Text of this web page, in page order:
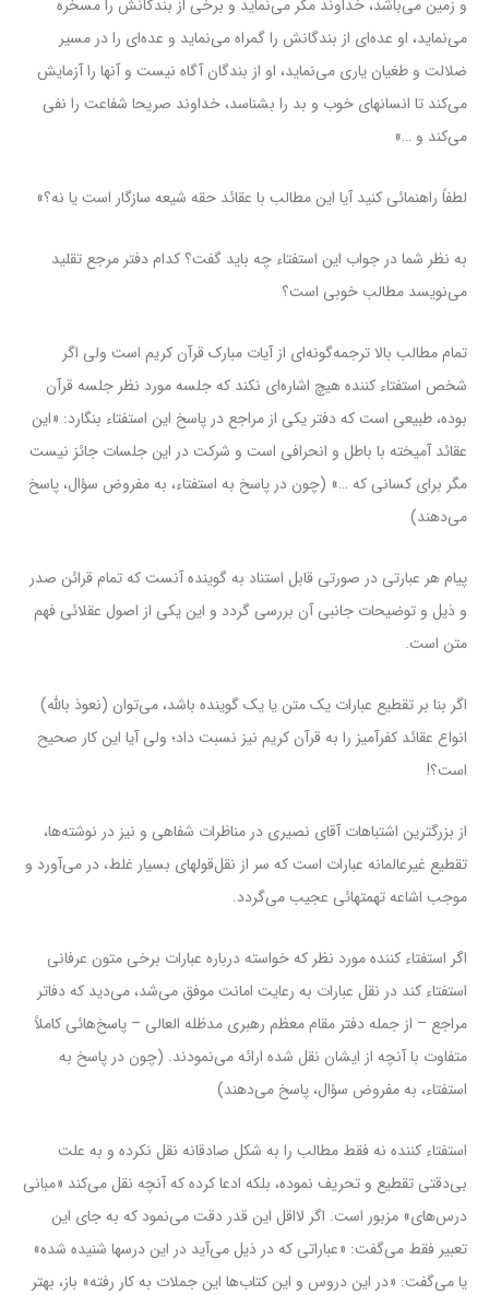
و زمین می‌باشد، خداوند مکر می‌نماید و برخی از بندگانش را مسخره
می‌نماید، او عده‌ای از بندگانش را گمراه می‌نماید و عده‌ای را در مسیر
ضلالت و طغیان یاری می‌نماید، او از بندگان آگاه نیست و آنها را آزمایش
می‌کند تا انسانهای خوب و بد را بشناسد، خداوند صریحا شفاعت را نفی
می‌کند و …»
لطفاً راهنمائی کنید آیا این مطالب با عقائد حقه شیعه سازگار است یا نه؟»
به نظر شما در جواب این استفتاء چه باید گفت؟ کدام دفتر مرجع تقلید
می‌نویسد مطالب خوبی است؟
تمام مطالب بالا ترجمه‌گونه‌ای از آیات مبارک قرآن کریم است ولی اگر
شخص استفتاء کننده هیچ اشاره‌ای نکند که جلسه مورد نظر جلسه قرآن
بوده، طبیعی است که دفتر یکی از مراجع در پاسخ این استفتاء بنگارد: «این
عقائد آمیخته با باطل و انحرافی است و شرکت در این جلسات جائز نیست
مگر برای کسانی که …» (چون در پاسخ به استفتاء، به مفروض سؤال، پاسخ
می‌دهند)
پیام هر عبارتی در صورتی قابل استناد به گوینده آنست که تمام قرائن صدر
و ذیل و توضیحات جانبی آن بررسی گردد و این یکی از اصول عقلائی فهم
متن است.
اگر بنا بر تقطیع عبارات یک متن یا یک گوینده باشد، می‌توان (نعوذ بالله)
انواع عقائد کفر‌آمیز را به قرآن کریم نیز نسبت داد؛ ولی آیا این کار صحیح
است؟!
از بزرگترین اشتباهات آقای نصیری در مناظرات شفاهی و نیز در نوشته‌ها،
تقطیع غیرعالمانه عبارات است که سر از نقل‌قولهای بسیار غلط، در می‌آورد و
موجب اشاعه تهمتهائی عجیب می‌گردد.
اگر استفتاء کننده مورد نظر که خواسته درباره عبارات برخی متون عرفانی
استفتاء کند در نقل عبارات به رعایت امانت موفق می‌شد، می‌دید که دفاتر
مراجع – از جمله دفتر مقام معظم رهبری مدظله العالی – پاسخ‌هائی کاملاً
متفاوت با آنچه از ایشان نقل شده ارائه می‌نمودند. (چون در پاسخ به
استفتاء، به مفروض سؤال، پاسخ می‌دهند)
استفتاء کننده نه فقط مطالب را به شکل صادقانه نقل نکرده و به علت
بی‌دقتی تقطیع و تحریف نموده، بلکه ادعا کرده که آنچه نقل می‌کند «مبانی
درس‌های» مزبور است. اگر لااقل این قدر دقت می‌نمود که به جای این
تعبیر فقط می‌گفت: «عباراتی که در ذیل می‌آید در این درسها شنیده شده»
یا می‌گفت: «در این دروس و این کتاب‌ها این جملات به کار رفته» باز، بهتر